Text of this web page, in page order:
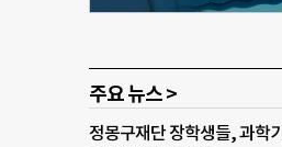
주요 뉴스 >
정몽구재단 장학생들, 과학기